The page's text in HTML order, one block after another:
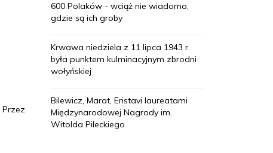
Przez
600 Polaków - wciąż nie wiadomo,
gdzie są ich groby
Krwawa niedziela z 11 lipca 1943 r.
była punktem kulminacyjnym zbrodni
wołyńskiej
Bilewicz, Marat, Eristavi laureatami
Międzynarodowej Nagrody im.
Witolda Pileckiego